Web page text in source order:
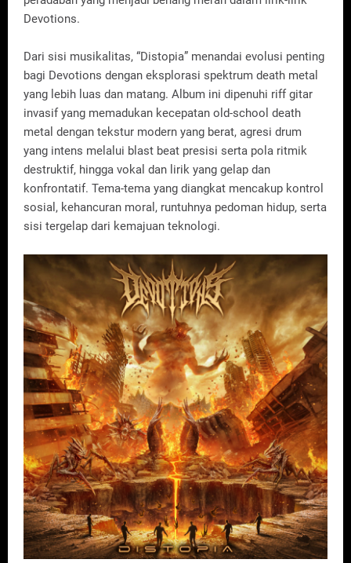
Devotions.
Dari sisi musikalitas, “Distopia” menandai evolusi penting
bagi Devotions dengan eksplorasi spektrum death metal
yang lebih luas dan matang. Album ini dipenuhi riff gitar
invasif yang memadukan kecepatan old-school death
metal dengan tekstur modern yang berat, agresi drum
yang intens melalui blast beat presisi serta pola ritmik
destruktif, hingga vokal dan lirik yang gelap dan
konfrontatif. Tema-tema yang diangkat mencakup kontrol
sosial, kehancuran moral, runtuhnya pedoman hidup, serta
sisi tergelap dari kemajuan teknologi.